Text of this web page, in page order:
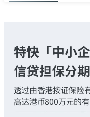
特快「中小
信贷担保分
透过由香港按证保险
高达港币800万元的